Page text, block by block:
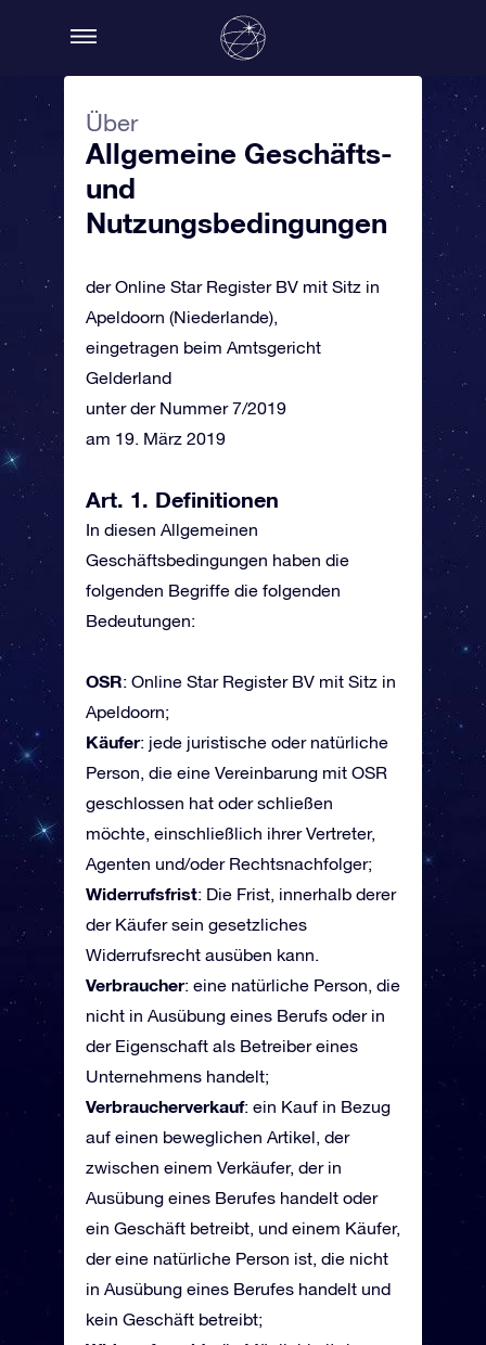
Über
Allgemeine Geschäfts-
und
Nutzungsbedingungen
der Online Star Register BV mit Sitz in
Apeldoorn (Niederlande),
eingetragen beim Amtsgericht
Gelderland
unter der Nummer 7/2019
am 19. März 2019
Art. 1. Definitionen
In diesen Allgemeinen
Geschäftsbedingungen haben die
folgenden Begriffe die folgenden
Bedeutungen:
OSR: Online Star Register BV mit Sitz in
Apeldoorn;
Käufer: jede juristische oder natürliche
Person, die eine Vereinbarung mit OSR
geschlossen hat oder schließen
möchte, einschließlich ihrer Vertreter,
Agenten und/oder Rechtsnachfolger;
Widerrufsfrist: Die Frist, innerhalb derer
der Käufer sein gesetzliches
Widerrufsrecht ausüben kann.
Verbraucher: eine natürliche Person, die
nicht in Ausübung eines Berufs oder in
der Eigenschaft als Betreiber eines
Unternehmens handelt;
Verbraucherverkauf: ein Kauf in Bezug
auf einen beweglichen Artikel, der
zwischen einem Verkäufer, der in
Ausübung eines Berufes handelt oder
ein Geschäft betreibt, und einem Käufer,
der eine natürliche Person ist, die nicht
in Ausübung eines Berufes handelt und
kein Geschäft betreibt;